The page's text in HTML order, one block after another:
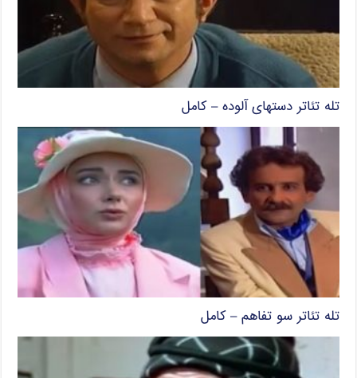
تله تئاتر دستهای آلوده – کامل
تله تئاتر سو تفاهم – کامل